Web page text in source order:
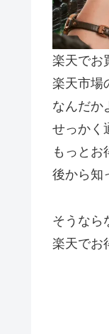
楽天でお
楽天市場
なんだか
せっかく
もっとお
後から知
そうなら
楽天でお